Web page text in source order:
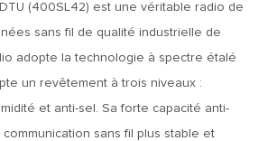
(400SL42) est une véritable radio de
sans fil de qualité industrielle de
adopte la technologie à spectre étalé
un revêtement à trois niveaux :
et anti-sel. Sa forte capacité anti-
sans fil plus stable et